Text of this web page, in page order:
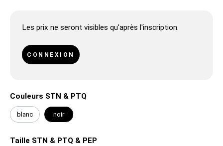
Les prix ne seront visibles qu'après l'inscription.
CONNEXION
Couleurs STN & PTQ
blanc noir
Taille STN & PTQ & PEP